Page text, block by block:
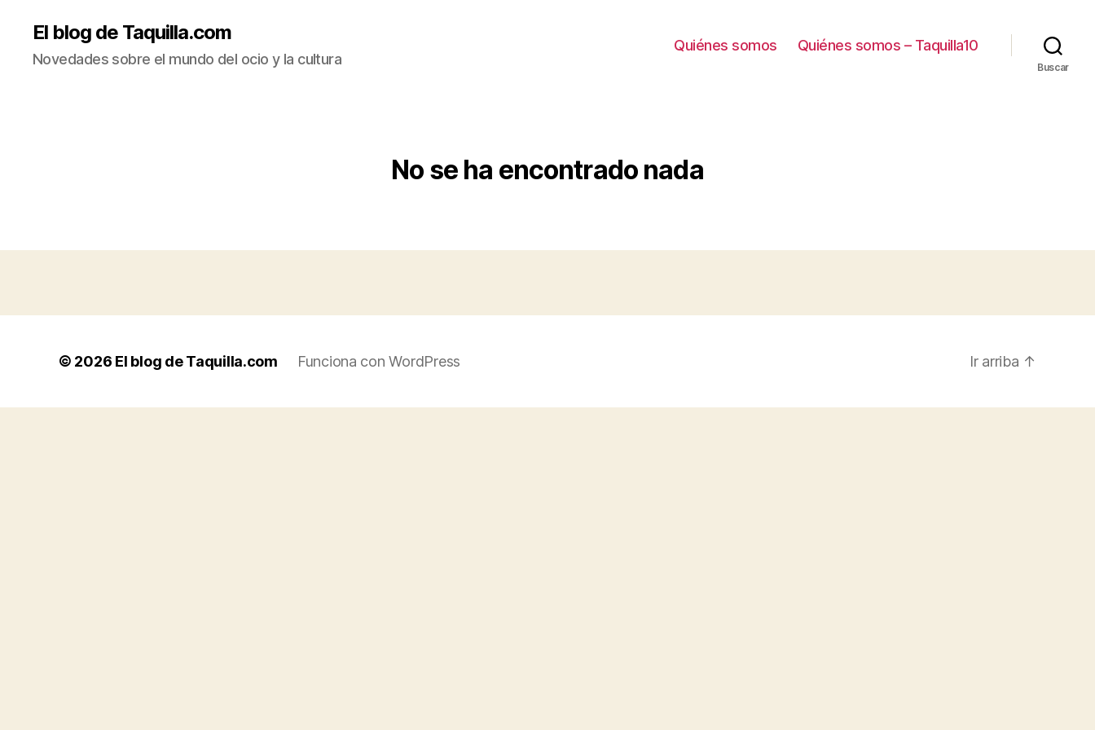
El blog de Taquilla.com
Novedades sobre el mundo del ocio y la cultura
Quiénes somos Quiénes somos – Taquilla10
Buscar
No se ha encontrado nada
© 2026 El blog de Taquilla.com Funciona con WordPress Ir arriba ↑